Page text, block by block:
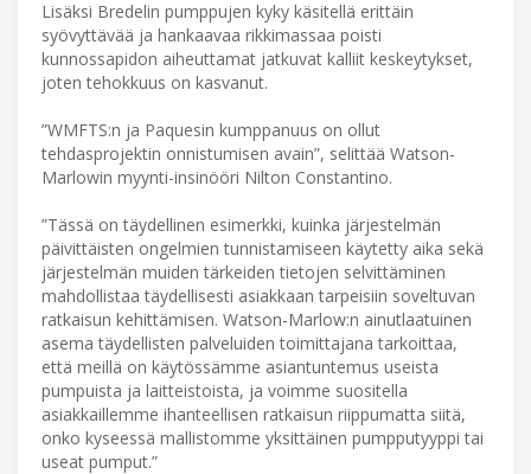
Lisäksi Bredelin pumppujen kyky käsitellä erittäin
syövyttävää ja hankaavaa rikkimassaa poisti
kunnossapidon aiheuttamat jatkuvat kalliit keskeytykset,
joten tehokkuus on kasvanut.
”WMFTS:n ja Paquesin kumppanuus on ollut
tehdasprojektin onnistumisen avain”, selittää Watson-
Marlowin myynti-insinööri Nilton Constantino.
”Tässä on täydellinen esimerkki, kuinka järjestelmän
päivittäisten ongelmien tunnistamiseen käytetty aika sekä
järjestelmän muiden tärkeiden tietojen selvittäminen
mahdollistaa täydellisesti asiakkaan tarpeisiin soveltuvan
ratkaisun kehittämisen. Watson-Marlow:n ainutlaatuinen
asema täydellisten palveluiden toimittajana tarkoittaa,
että meillä on käytössämme asiantuntemus useista
pumpuista ja laitteistoista, ja voimme suositella
asiakkaillemme ihanteellisen ratkaisun riippumatta siitä,
onko kyseessä mallistomme yksittäinen pumpputyyppi tai
useat pumput.”